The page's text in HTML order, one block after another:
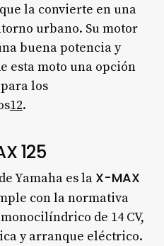
la convierte en una
urbano. Su motor
buena potencia y
esta moto una opción
los
12.
125
Yamaha es la X-MAX
con la normativa
de 14 CV,
y arranque eléctrico.